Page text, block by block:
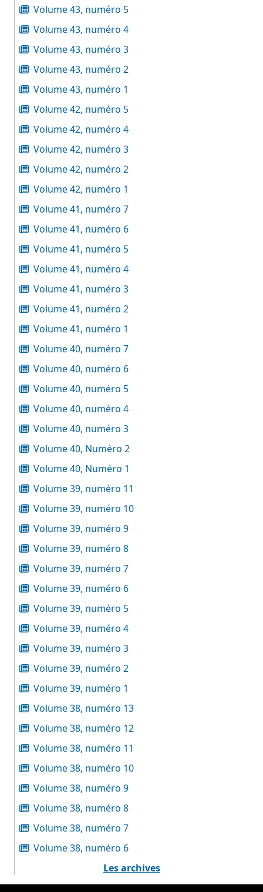
Volume 43, numéro 5
Volume 43, numéro 4
Volume 43, numéro 3
Volume 43, numéro 2
Volume 43, numéro 1
Volume 42, numéro 5
Volume 42, numéro 4
Volume 42, numéro 3
Volume 42, numéro 2
Volume 42, numéro 1
Volume 41, numéro 7
Volume 41, numéro 6
Volume 41, numéro 5
Volume 41, numéro 4
Volume 41, numéro 3
Volume 41, numéro 2
Volume 41, numéro 1
Volume 40, numéro 7
Volume 40, numéro 6
Volume 40, numéro 5
Volume 40, numéro 4
Volume 40, numéro 3
Volume 40, Numéro 2
Volume 40, Numéro 1
Volume 39, numéro 11
Volume 39, numéro 10
Volume 39, numéro 9
Volume 39, numéro 8
Volume 39, numéro 7
Volume 39, numéro 6
Volume 39, numéro 5
Volume 39, numéro 4
Volume 39, numéro 3
Volume 39, numéro 2
Volume 39, numéro 1
Volume 38, numéro 13
Volume 38, numéro 12
Volume 38, numéro 11
Volume 38, numéro 10
Volume 38, numéro 9
Volume 38, numéro 8
Volume 38, numéro 7
Volume 38, numéro 6
Les archives